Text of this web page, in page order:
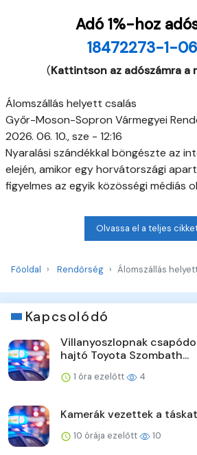
Adó 1%-hoz
18472273-1-
(Kattintson az adószámra a
Álomszállás helyett csalás
Győr-Moson-Sopron Vármegyei
2026. 06. 10., sze - 12:16
Nyaralási szándékkal böngészte az
elején, amikor egy horvátországi
figyelmes az egyik közösségi médiás
Olvassa el a teljes
Főoldal Rendőrség Álomszállás
Kapcsolódó
Villanyoszlopnak
hajtó Toyota Szombath...
1 óra ezelőtt 4
Kamerák vezettek a
10 órája ezelőtt 10